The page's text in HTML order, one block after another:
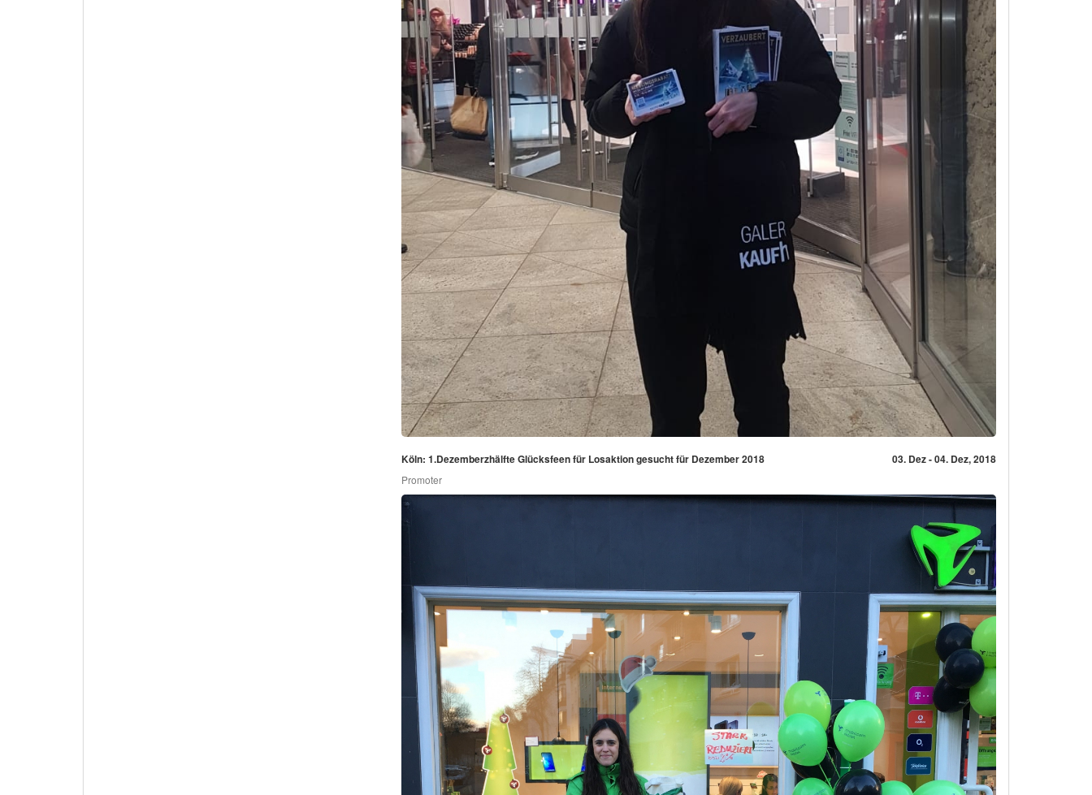
Köln: 1.Dezemberzhälfte Glücksfeen für Losaktion gesucht für Dezember 2018 03. Dez - 04. Dez, 2018
Promoter